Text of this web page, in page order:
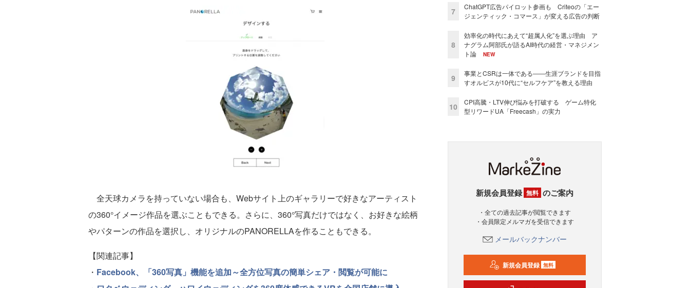
全天球カメラを持っていない場合も、Webサイト上のギャラリーで好きなアーティスト
の360°イメージ作品を選ぶこともできる。さらに、360°写真だけではなく、お好きな絵柄
やパターンの作品を選択し、オリジナルのPANORELLAを作ることもできる。
【関連記事】
・ Facebook、「360写真」機能を追加～全方位写真の簡単シェア・閲覧が可能に
7
ChatGPT広告パイロット参画も Criteoの「エー
ジェンティック・コマース」が変える広告の判断
8
効率化の時代にあえて“超属人化”を選ぶ理由 ア
ナグラム阿部氏が語るAI時代の経営・マネジメン
ト論
NEW
9
事業とCSRは一体である――生涯ブランドを目指
すオルビスが10代に“セルフケア”を教える理由
10
CPI高騰・LTV伸び悩みを打破する ゲーム特化
型リワードUA「Freecash」の実力
新規会員登録 無料 のご案内
・全ての過去記事が閲覧できます
・会員限定メルマガを受信できます
メールバックナンバー
新規会員登録 無料